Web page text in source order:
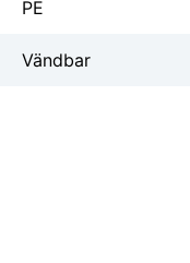
PE
Vändbar